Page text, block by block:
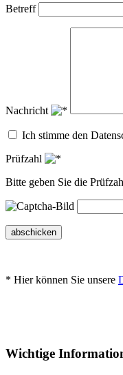
Betreff
Nachricht
Ich stimme den
Prüfzahl
Bitte geben Sie die
abschicken
* Hier können Sie unsere
Wichtige